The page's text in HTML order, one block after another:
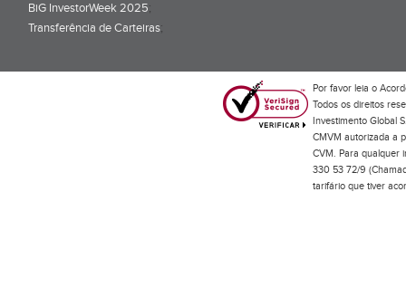
BiG InvestorWeek 2025;
Transferência de Carteiras;
Por favor leia o
Todos os direitos
Investimento Global
CMVM autorizada a
CVM. Para qualquer
330 53 72/9
tarifário que tiver